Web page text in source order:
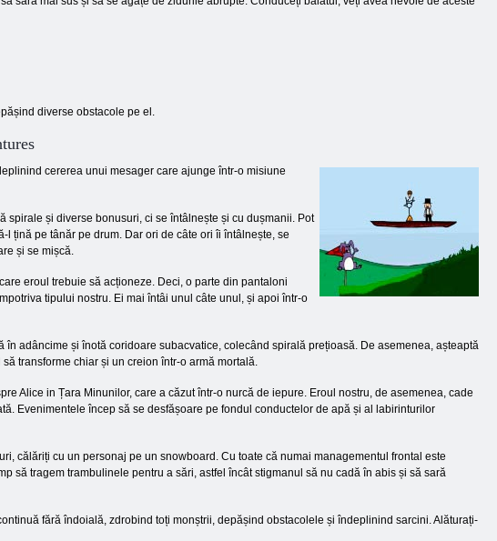
diverse obstacole pe el.
cererea unui mesager care ajunge într-o misiune
spirale și diverse bonusuri, ci se întâlnește și cu dușmanii. Pot
țină pe tânăr pe drum. Dar ori de câte ori îi întâlnește, se
și se mișcă.
eroul trebuie să acționeze. Deci, o parte din pantaloni
tipului nostru. Ei mai întâi unul câte unul, și apoi într-o
adâncime și înotă coridoare subacvatice, colecând spirală prețioasă. De asemenea, așteaptă
transforme chiar și un creion într-o armă mortală.
Alice in Țara Minunilor, care a căzut într-o nurcă de iepure. Eroul nostru, de asemenea, cade
Evenimentele încep să se desfășoare pe fondul conductelor de apă și al labirinturilor
călăriți cu un personaj pe un snowboard. Cu toate că numai managementul frontal este
să tragem trambulinele pentru a sări, astfel încât stigmanul să nu cadă în abis și să sară
fără îndoială, zdrobind toți monștrii, depășind obstacolele și îndeplinind sarcini. Alăturați-